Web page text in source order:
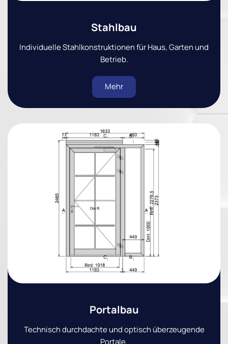
Stahlbau
Individuelle Stahlkonstruktionen für Haus, Garten und
Betrieb.
Mehr
Portalbau
Technisch durchdachte und optisch überzeugende
Portale.